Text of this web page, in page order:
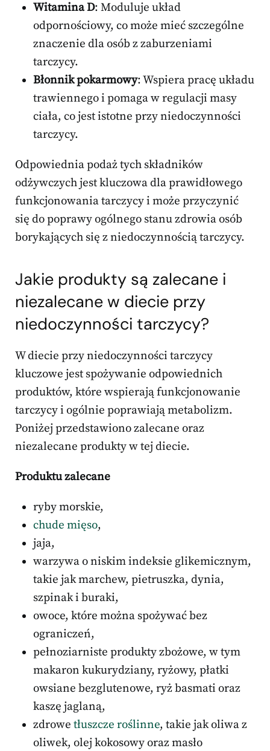
Witamina D: Moduluje układ
odpornościowy, co może mieć szczególne
znaczenie dla osób z zaburzeniami
tarczycy.
Błonnik pokarmowy: Wspiera pracę układu
trawiennego i pomaga w regulacji masy
ciała, co jest istotne przy niedoczynności
tarczycy.
Odpowiednia podaż tych składników
odżywczych jest kluczowa dla prawidłowego
funkcjonowania tarczycy i może przyczynić
się do poprawy ogólnego stanu zdrowia osób
borykających się z niedoczynnością tarczycy.
Jakie produkty są zalecane i
niezalecane w diecie przy
niedoczynności tarczycy?
W diecie przy niedoczynności tarczycy
kluczowe jest spożywanie odpowiednich
produktów, które wspierają funkcjonowanie
tarczycy i ogólnie poprawiają metabolizm.
Poniżej przedstawiono zalecane oraz
niezalecane produkty w tej diecie.
Produktu zalecane
ryby morskie,
chude mięso,
jaja,
warzywa o niskim indeksie glikemicznym,
takie jak marchew, pietruszka, dynia,
szpinak i buraki,
owoce, które można spożywać bez
ograniczeń,
pełnoziarniste produkty zbożowe, w tym
makaron kukurydziany, ryżowy, płatki
owsiane bezglutenowe, ryż basmati oraz
kaszę jaglaną,
zdrowe tłuszcze roślinne, takie jak oliwa z
oliwek, olej kokosowy oraz masło